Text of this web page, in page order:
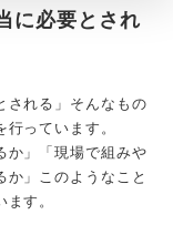
に必要とされ
される」そんなもの
っています。
か」「現場で組みや
」このようなこと
す。